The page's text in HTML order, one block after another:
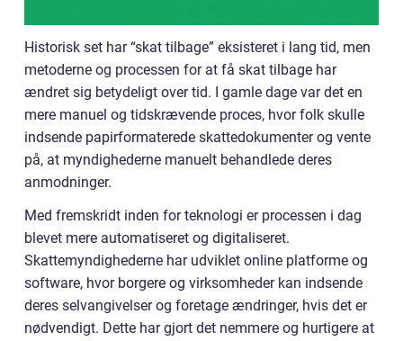
Historisk set har “skat tilbage” eksisteret i lang tid, men
metoderne og processen for at få skat tilbage har
ændret sig betydeligt over tid. I gamle dage var det en
mere manuel og tidskrævende proces, hvor folk skulle
indsende papirformaterede skattedokumenter og vente
på, at myndighederne manuelt behandlede deres
anmodninger.
Med fremskridt inden for teknologi er processen i dag
blevet mere automatiseret og digitaliseret.
Skattemyndighederne har udviklet online platforme og
software, hvor borgere og virksomheder kan indsende
deres selvangivelser og foretage ændringer, hvis det er
nødvendigt. Dette har gjort det nemmere og hurtigere at